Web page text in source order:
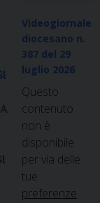
Videogiornale
diocesano n.
387 del 29
luglio 2026
Questo
contenuto
non è
disponibile
per via delle
tue
preferenze